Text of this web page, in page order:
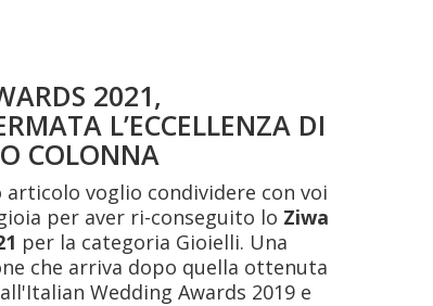
2021,
L’ECCELLENZA DI
COLONNA
articolo voglio condividere con voi
per aver ri-conseguito lo Ziwa
per la categoria Gioielli. Una
che arriva dopo quella ottenuta
Wedding Awards 2019 e